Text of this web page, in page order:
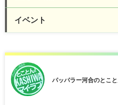
イベント
パッパラー河合のとこ